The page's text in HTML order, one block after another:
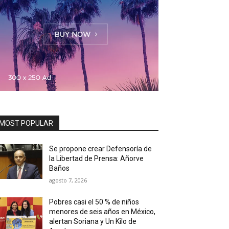
POPULAR
Se propone crear Defensoría de
la Libertad de Prensa: Añorve
Baños
agosto 7, 2026
Pobres casi el 50 % de niños
menores de seis años en México,
alertan Soriana y Un Kilo de